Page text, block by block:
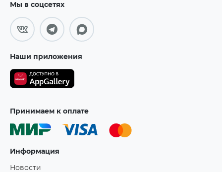
Мы в соцсетях
Наши приложения
Принимаем к оплате
Информация
Новости